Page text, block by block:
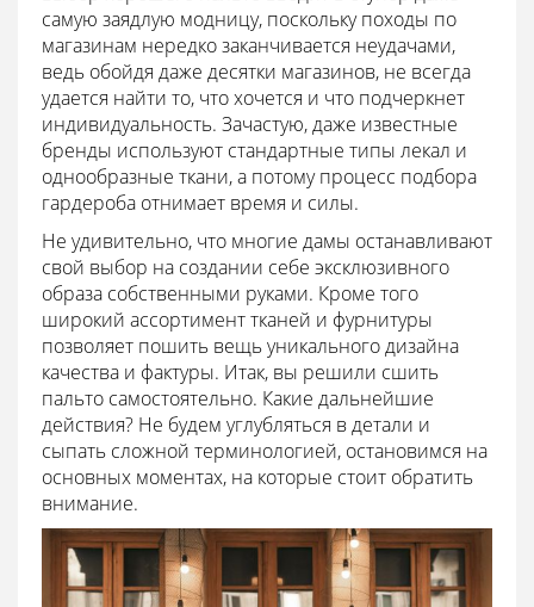
самую заядлую модницу, поскольку походы по
магазинам нередко заканчивается неудачами,
ведь обойдя даже десятки магазинов, не всегда
удается найти то, что хочется и что подчеркнет
индивидуальность. Зачастую, даже известные
бренды используют стандартные типы лекал и
однообразные ткани, а потому процесс подбора
гардероба отнимает время и силы.
Не удивительно, что многие дамы останавливают
свой выбор на создании себе эксклюзивного
образа собственными руками. Кроме того
широкий ассортимент тканей и фурнитуры
позволяет пошить вещь уникального дизайна
качества и фактуры. Итак, вы решили сшить
пальто самостоятельно. Какие дальнейшие
действия? Не будем углубляться в детали и
сыпать сложной терминологией, остановимся на
основных моментах, на которые стоит обратить
внимание.